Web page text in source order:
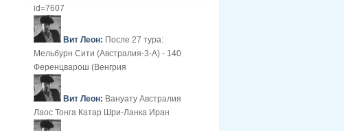
id=7607
Вит Леон: После 27 тура:
Мельбурн Сити (Австралия-3-А) - 140
Ференцварош (Венгрия
Вит Леон: Вануату Австралия
Лаос Тонга Катар Шри-Ланка Иран